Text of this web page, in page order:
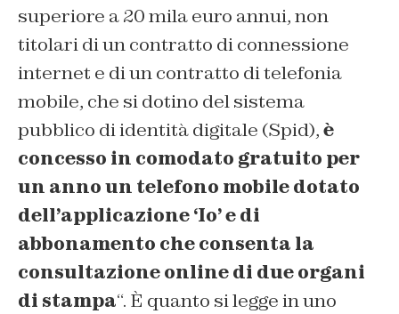
superiore a 20 mila euro annui, non
titolari di un contratto di connessione
internet e di un contratto di telefonia
mobile, che si dotino del sistema
pubblico di identità digitale (Spid),è
concesso in comodato gratuito per
un anno un telefono mobile dotato
dell’applicazione ‘Io’ e di
abbonamento che consenta la
consultazione online di due organi
di stampa“. È quanto si legge in uno